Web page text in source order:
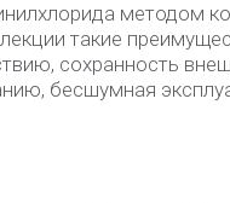
методом
такие
сохранность
бесшумная